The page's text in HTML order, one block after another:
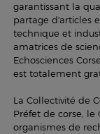
garantissant la
partage d'articles
technique et
amatrices de
Echosciences
est totalement
La Collectivité de
Préfet de corse, le
organismes de